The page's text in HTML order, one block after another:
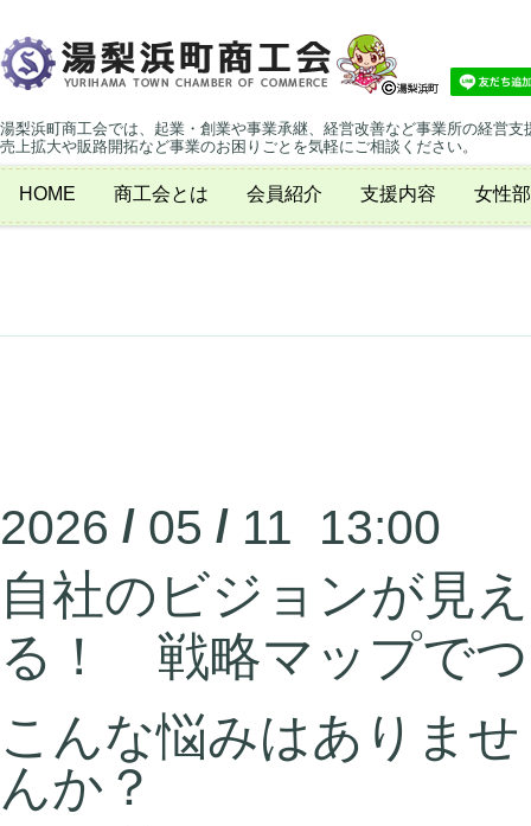
湯梨浜町商工会では、起業・創業や事業承継、経営改善など事業所の経営支
売上拡大や販路開拓など事業のお困りごとを気軽にご相談ください。
HOME 商工会とは 会員紹介 支援内容 女性部
2026 / 05 / 11 13:00
自社のビジョンが見
る！ 戦略マップで
こんな悩みはありませ
んか？